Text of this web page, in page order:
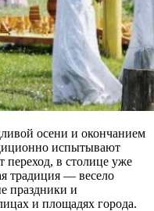
осени и окончанием
испытывают
переход, в столице уже
традиция — весело
праздники и
и площадях города.